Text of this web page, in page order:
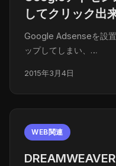
してクリック出
Google Adsenseを設
ップしてしまい、…
2015年3月4日
WEB関連